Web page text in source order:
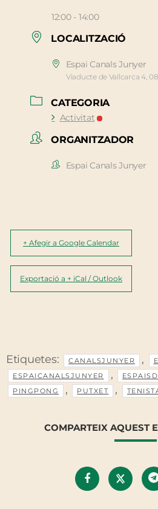
12:00 - 14:00
LOCALITZACIÓ
Espai Canals Junyer
Viaducte de Vallcarca 4,
CATEGORIA
Activitat
ORGANITZADOR
Espai Canals Junyer
+ Afegir a Google Calendar
Exportació a + iCal / Outlook
Etiquetes: CANALSJUNYER ,
ESPAICANALSJUNYER ,
PINGPONG , PUTXET ,
COMPARTEIX AQUEST